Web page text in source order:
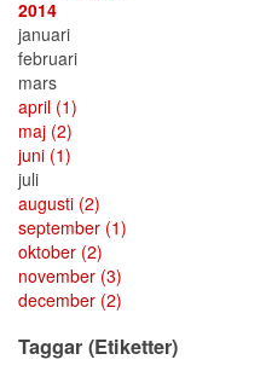
2014
januari
februari
mars
april (1)
maj (2)
juni (1)
juli
augusti (2)
september (1)
oktober (2)
november (3)
december (2)
Taggar (Etiketter)